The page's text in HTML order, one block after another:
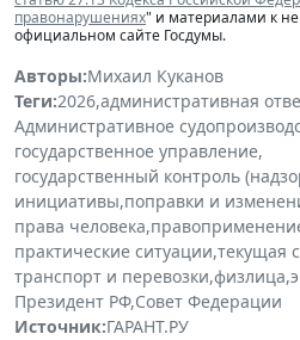
правонарушениях" и материалами к
официальном сайте Госдумы.
Авторы:Михаил Куканов
Теги:2026,административная
Административное
государственное управление,
государственный контроль
инициативы,поправки и
права человека,
практические ситуации,текущая
транспорт и перевозки,физлица,
Президент РФ,Совет Федерации
Источник:ГАРАНТ.РУ